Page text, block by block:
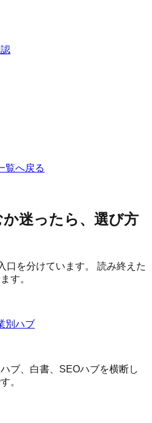
覧へ戻る
迷ったら、選び方
口を分けています。 読み終えた
す。
別ハブ
ブ、白書、SEOハブを横断し
。